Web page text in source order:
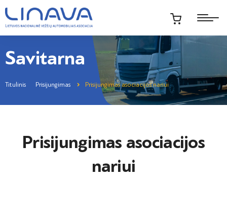
Savitarna
Titulinis Prisijungimas Prisijungimas asociacijos nariui
Prisijungimas asociacijos
nariui